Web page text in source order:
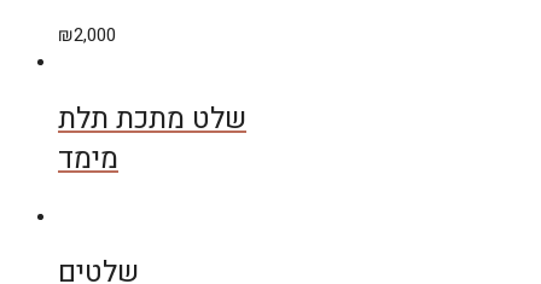
₪2,000
שלט מתכת תלת
מימד
שלטים